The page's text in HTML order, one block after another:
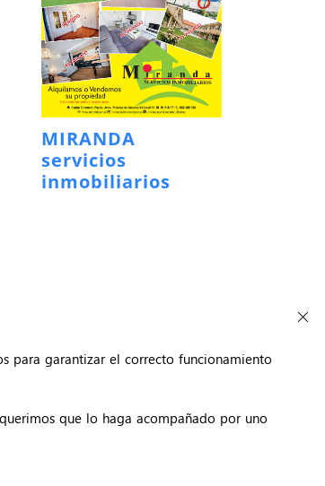
para garantizar el correcto funcionamiento
que lo haga acompañado por uno
MIRANDA
servicios
inmobiliarios